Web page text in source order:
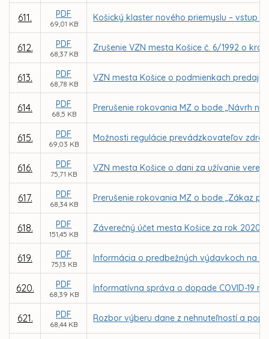
611. PDF
69,01 KB
Košický klaster nového priemyslu – vstup
612. PDF
68,37 KB
Zrušenie VZN mesta Košice č. 6/1992 o
613. PDF
68,78 KB
VZN mesta Košice o podmienkach
614. PDF
68,5 KB
Prerušenie rokovania MZ o bode „Návrh
615. PDF
69,03 KB
Možnosti regulácie prevádzkovateľov
616. PDF
75,71 KB
VZN mesta Košice o dani za užívanie
617. PDF
68,34 KB
Prerušenie rokovania MZ o bode „Zákaz
618. PDF
151,45 KB
Záverečný účet mesta Košice za rok 2020
619. PDF
75,13 KB
Informácia o predbežných výdavkoch na
620. PDF
68,39 KB
Informatívna správa o dopade COVID-19
621. PDF
68,44 KB
Rozbor výberu dane z nehnuteľností a